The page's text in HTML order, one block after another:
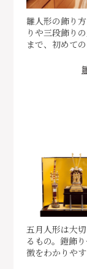
雛人形の飾り
りや三段飾り
まで、初めて
五月人形は大
るもの。鎧飾
徴をわかりや